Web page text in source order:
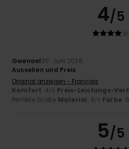
4/5
Gwenael30. Juni 2026
Aussehen und Preis
Original anzeigen - Français
Komfort: 4/5 Preis-Leistungs-
Perfekte Größe Material: 4/5 Farbe: 5
5/5